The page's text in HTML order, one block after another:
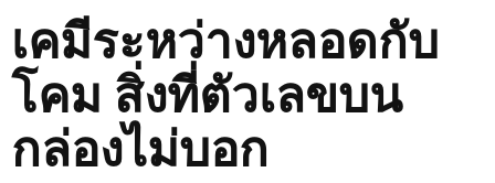
เคมีระหว่างหลอดกับ
โคม สิ่งที่ตัวเลขบน
กล่องไม่บอก